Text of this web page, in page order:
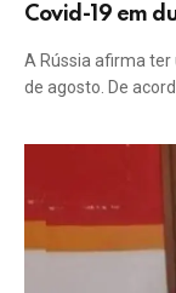
Covid-19 em
A Rússia afirma
de agosto. De